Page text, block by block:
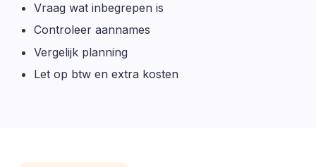
Vraag wat inbegrepen is
Controleer aannames
Vergelijk planning
Let op btw en extra kosten